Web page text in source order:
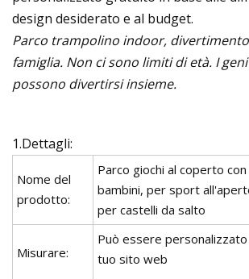
design desiderato e al budget.
Parco trampolino indoor,
famiglia. Non ci sono limiti di età. I
possono divertirsi insieme.
1.Dettagli:
Nome del
prodotto:
Parco giochi al coperto
bambini, per sport
per castelli da salto
Misurare:
Può essere
tuo sito web